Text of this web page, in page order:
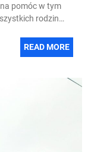
pomóc w tym
rodzin
READ MORE